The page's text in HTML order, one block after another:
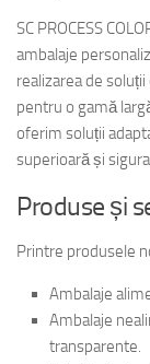
SC PROCESS
ambalaje
realizarea de
pentru o gamă
oferim soluții
superioară și
Produse și
Printre produsele
Ambalaje
Ambalaje
transparente.